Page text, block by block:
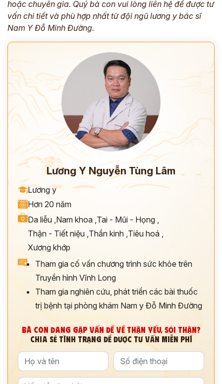
hoặc chuyên gia. Quý bà con vui lòng liên hệ để được tư
vấn chi tiết và phù hợp nhất từ đội ngũ lương y bác sĩ
Nam Y Đỗ Minh Đường.
Lương Y Nguyễn Tùng Lâm
Lương y
Hơn 20 năm
Da liễu Nam khoa Tai - Mũi - Họng
Thận - Tiết niệu Thần kinh Tiêu hoá
Xương khớp
Tham gia cố vấn chương trình sức khỏe trên
Truyền hình Vĩnh Long
Tham gia nghiên cứu, phát triển các bài thuốc
trị bệnh tại phòng khám Nam y Đỗ Minh Đường
BÀ CON ĐANG GẶP VẤN ĐỀ VỀ THẬN YẾU, SỎI THẬN?
CHIA SẺ TÌNH TRẠNG ĐỂ ĐƯỢC TƯ VẤN MIỄN PHÍ
ĐĂNG KÝ TƯ VẤN
THĂM KHÁM
CÙNG CHUYÊN GIA Y HỌC CỔ TRUYỀN
*